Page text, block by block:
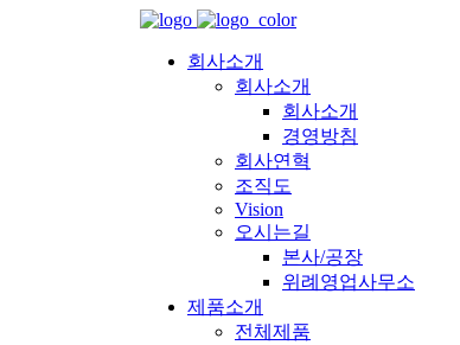
회사소개
회사소개
회사소개
경영방침
회사연혁
조직도
Vision
오시는길
본사/공장
위례영업사무소
제품소개
전체제품